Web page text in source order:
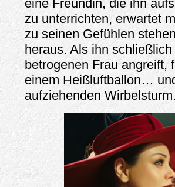
eine Freundin, die ihn
zu unterrichten, erwartet
zu seinen Gefühlen
heraus. Als ihn
betrogenen Frau angreift,
einem Heißluftballon…
aufziehenden Wirbelsturm.